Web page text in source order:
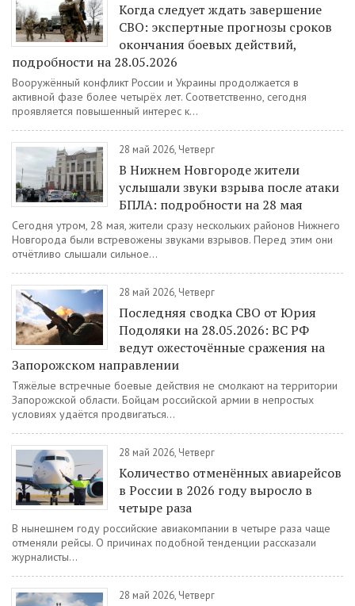
Когда следует ждать завершение
СВО: экспертные прогнозы сроков
окончания боевых действий,
подробности на 28.05.2026
Вооружённый конфликт России и Украины продолжается в
активной фазе более четырёх лет. Соответственно, сегодня
проявляется повышенный интерес к...
28 май 2026, Четверг
В Нижнем Новгороде жители
услышали звуки взрыва после атаки
БПЛА: подробности на 28 мая
Сегодня утром, 28 мая, жители сразу нескольких районов Нижнего
Новгорода были встревожены звуками взрывов. Перед этим они
отчётливо слышали сильное...
28 май 2026, Четверг
Последняя сводка СВО от Юрия
Подоляки на 28.05.2026: ВС РФ
ведут ожесточённые сражения на
Запорожском направлении
Тяжёлые встречные боевые действия не смолкают на территории
Запорожской области. Бойцам российской армии в непростых
условиях удаётся продвигаться...
28 май 2026, Четверг
Количество отменённых авиарейсов
в России в 2026 году выросло в
четыре раза
В нынешнем году российские авиакомпании в четыре раза чаще
отменяли рейсы. О причинах подобной тенденции рассказали
журналисты...
28 май 2026, Четверг